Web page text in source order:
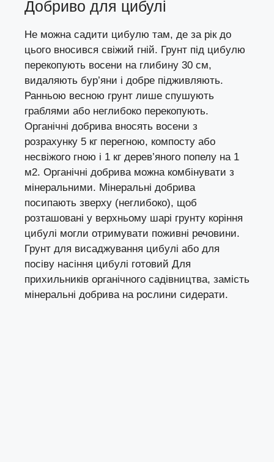
Добриво для цибулі
Не можна садити цибулю там, де за рік до
цього вносився свіжий гній. Грунт під цибулю
перекопують восени на глибину 30 см,
видаляють бур’яни і добре підживляють.
Ранньою весною грунт лише спушують
граблями або неглибоко перекопують.
Органічні добрива вносять восени з
розрахунку 5 кг перегною, компосту або
несвіжого гною і 1 кг дерев’яного попелу на 1
м2. Органічні добрива можна комбінувати з
мінеральними. Мінеральні добрива
посипають зверху (неглибоко), щоб
розташовані у верхньому шарі грунту коріння
цибулі могли отримувати поживні речовини.
Грунт для висаджування цибулі або для
посіву насіння цибулі готовий Для
прихильників органічного садівництва, замість
мінеральні добрива на рослини сидерати.